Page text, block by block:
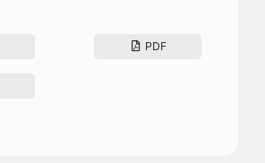
PDF